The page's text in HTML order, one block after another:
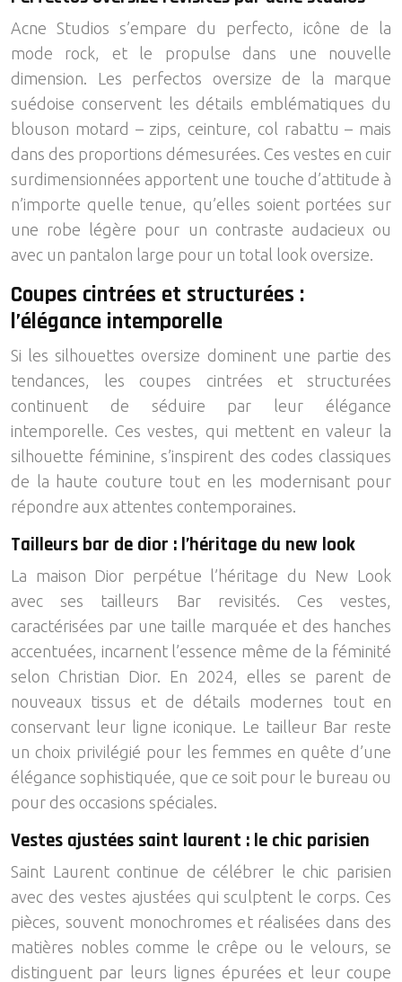
Acne Studios s’empare du perfecto, icône de la
mode rock, et le propulse dans une nouvelle
dimension. Les perfectos oversize de la marque
suédoise conservent les détails emblématiques du
blouson motard – zips, ceinture, col rabattu – mais
dans des proportions démesurées. Ces vestes en cuir
surdimensionnées apportent une touche d’attitude à
n’importe quelle tenue, qu’elles soient portées sur
une robe légère pour un contraste audacieux ou
avec un pantalon large pour un total look oversize.
Coupes cintrées et structurées :
l’élégance intemporelle
Si les silhouettes oversize dominent une partie des
tendances, les coupes cintrées et structurées
continuent de séduire par leur élégance
intemporelle. Ces vestes, qui mettent en valeur la
silhouette féminine, s’inspirent des codes classiques
de la haute couture tout en les modernisant pour
répondre aux attentes contemporaines.
Tailleurs bar de dior : l’héritage du new look
La maison Dior perpétue l’héritage du New Look
avec ses tailleurs Bar revisités. Ces vestes,
caractérisées par une taille marquée et des hanches
accentuées, incarnent l’essence même de la féminité
selon Christian Dior. En 2024, elles se parent de
nouveaux tissus et de détails modernes tout en
conservant leur ligne iconique. Le tailleur Bar reste
un choix privilégié pour les femmes en quête d’une
élégance sophistiquée, que ce soit pour le bureau ou
pour des occasions spéciales.
Vestes ajustées saint laurent : le chic parisien
Saint Laurent continue de célébrer le chic parisien
avec des vestes ajustées qui sculptent le corps. Ces
pièces, souvent monochromes et réalisées dans des
matières nobles comme le crêpe ou le velours, se
distinguent par leurs lignes épurées et leur coupe